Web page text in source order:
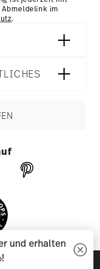
im
.
und erhalten